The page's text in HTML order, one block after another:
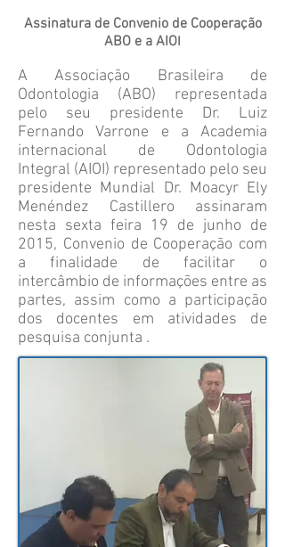
Assinatura de Convenio de Cooperação
ABO e a AIOI
A Associação Brasileira de
Odontologia (ABO) representada
pelo seu presidente Dr. Luiz
Fernando Varrone e a Academia
internacional de Odontologia
Integral (AIOI) representado pelo seu
presidente Mundial Dr. Moacyr Ely
Menéndez Castillero assinaram
nesta sexta feira 19 de junho de
2015, Convenio de Cooperação com
a finalidade de facilitar o
intercâmbio de informações entre as
partes, assim como a participação
dos docentes em atividades de
pesquisa conjunta .